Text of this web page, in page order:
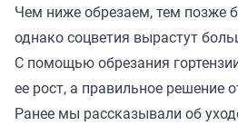
Чем ниже обрезаем, тем позже
однако соцветия вырастут
С помощью обрезания
ее рост, а правильное решение
Ранее мы рассказывали об